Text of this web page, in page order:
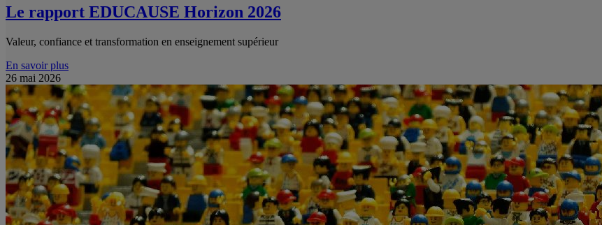
Le rapport EDUCAUSE Horizon 2026
Valeur, confiance et transformation en enseignement supérieur
En savoir plus
26 mai 2026